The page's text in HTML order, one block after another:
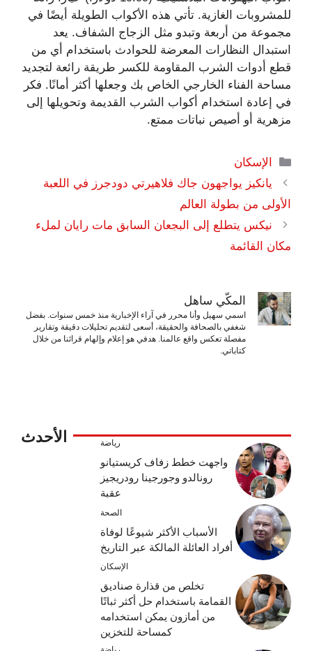
للمشروبات الغازية. تأتي هذه الأكواب الطويلة أيضًا في
مجموعة من أربعة وتبدو مثل الزجاج الشفاف. يعد
استبدال النظارات المعرضة للحوادث باستخدام أي من
قطع أدوات الشرب المقاومة للكسر طريقة رائعة لتجديد
مساحة الفناء الخارجي الخاص بك وجعلها أكثر أمانًا. فكر
في إعادة استخدام أكواب الشرب القديمة وتحويلها إلى
مزهرية أو أصيص نباتات ممتع.
التصنيفات
الإسكان
يانكيز يواجهون جاك فلاهيرتي دودجرز في اللعبة
الأولى من بطولة العالم
نيكس يتطلع إلى البجعان السابق مات رايان لملء
مكان القائمة
المكّي ساهل
اسمي سهيل وأنا محرر في آراء الإخبارية منذ خمس سنوات. بفضل
شغفي بالصحافة والحقيقة، أسعى لتقديم تحليلات دقيقة وتقارير
مفصلة تعكس واقع عالمنا. هدفي هو إعلام وإلهام قرائنا من خلال
كتاباتي.
الأحدث رياضة
واجهت خطط زفاف كريستيانو
رونالدو وجورجينا رودريجيز
عقبة
الصحة
الأسباب الأكثر شيوعًا لوفاة
أفراد العائلة المالكة عبر التاريخ
الإسكان
تخلص من قذارة صناديق
القمامة باستخدام حل أكثر ثباتًا
من أمازون يمكن استخدامه
كمساحة للتخزين